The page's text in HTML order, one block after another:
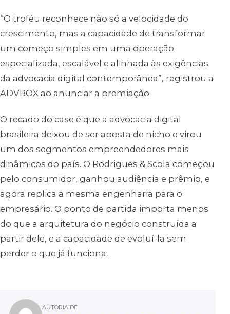
“O troféu reconhece não só a velocidade do
crescimento, mas a capacidade de transformar
um começo simples em uma operação
especializada, escalável e alinhada às exigências
da advocacia digital contemporânea”, registrou a
ADVBOX ao anunciar a premiação.
O recado do case é que a advocacia digital
brasileira deixou de ser aposta de nicho e virou
um dos segmentos empreendedores mais
dinâmicos do país. O Rodrigues & Scola começou
pelo consumidor, ganhou audiência e prêmio, e
agora replica a mesma engenharia para o
empresário. O ponto de partida importa menos
do que a arquitetura do negócio construída a
partir dele, e a capacidade de evoluí-la sem
perder o que já funciona.
AUTORIA DE